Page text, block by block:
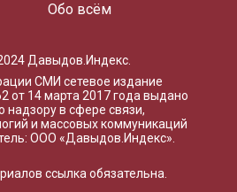
Обо всём
Давыдов.Индекс.
СМИ сетевое издание
от 14 марта 2017 года выдано
в сфере связи,
и массовых коммуникаций
ООО «Давыдов.Индекс».
ссылка обязательна.